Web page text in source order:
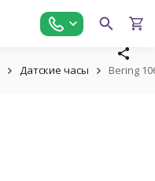
Датские часы Bering